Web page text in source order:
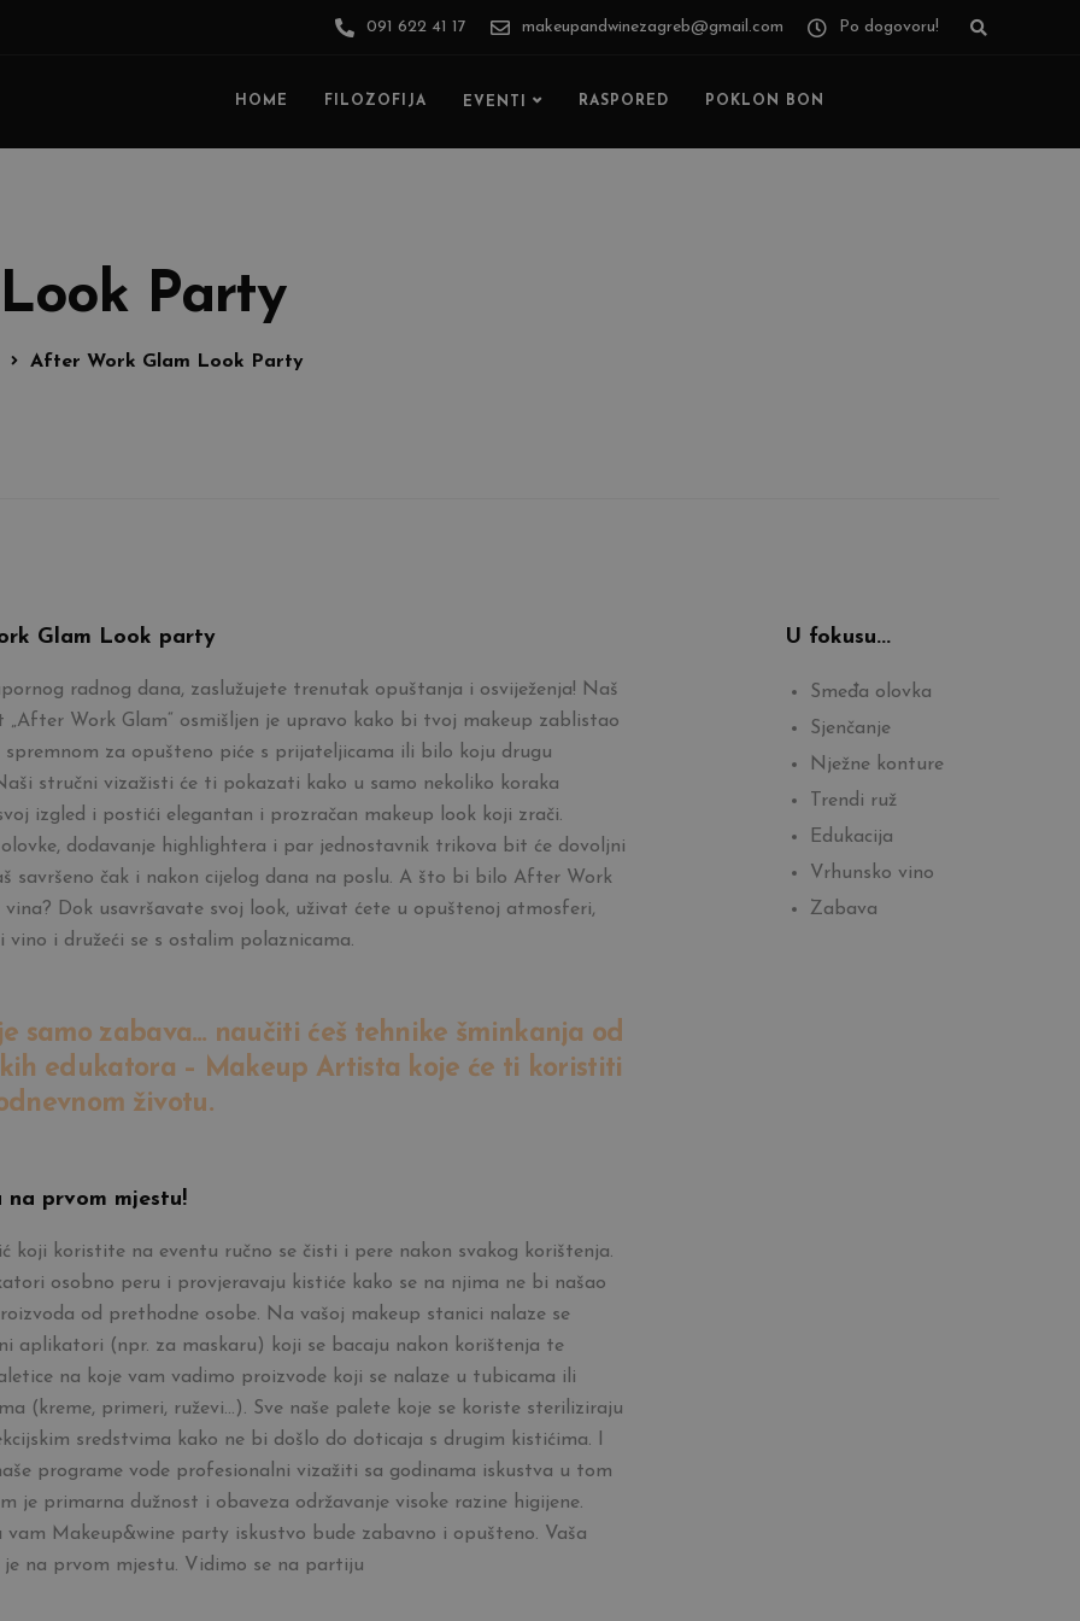
091 622 41 17 makeupandwinezagreb@gmail.com Po dogovoru!
HOME FILOZOFIJA EVENTI RASPORED POKLON BON
Party
After Work Glam Look Party
Glam Look party
radnog dana, zaslužujete trenutak opuštanja i osviježenja! Naš
„After Work Glam“ osmišljen je upravo kako bi tvoj makeup zablistao
za opušteno piće s prijateljicama ili bilo koju drugu
stručni vizažisti će ti pokazati kako u samo nekoliko koraka
izgled i postići elegantan i prozračan makeup look koji zrači.
olovke, dodavanje highlightera i par jednostavnik trikova bit će dovoljni
savršeno čak i nakon cijelog dana na poslu. A što bi bilo After Work
Dok usavršavate svoj look, uživat ćete u opuštenoj atmosferi,
vino i družeći se s ostalim polaznicama.
samo zabava… naučiti ćeš tehnike šminkanja od
edukatora – Makeup Artista koje će ti koristiti
životu.
na prvom mjestu!
koji koristite na eventu ručno se čisti i pere nakon svakog korištenja.
osobno peru i provjeravaju kistiće kako se na njima ne bi našao
od prethodne osobe. Na vašoj makeup stanici nalaze se
aplikatori (npr. za maskaru) koji se bacaju nakon korištenja te
na koje vam vadimo proizvode koji se nalaze u tubicama ili
(kreme, primeri, ruževi...). Sve naše palete koje se koriste steriliziraju
sredstvima kako ne bi došlo do doticaja s drugim kistićima. I
programe vode profesionalni vizažiti sa godinama iskustva u tom
je primarna dužnost i obaveza održavanje visoke razine higijene.
vam Makeup&wine party iskustvo bude zabavno i opušteno. Vaša
je na prvom mjestu. Vidimo se na partiju
U fokusu...
Smeđa olovka
Sjenčanje
Nježne konture
Trendi ruž
Edukacija
Vrhunsko vino
Zabava